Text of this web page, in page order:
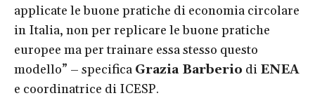
applicate le buone pratiche di economia circolare
in Italia, non per replicare le buone pratiche
europee ma per trainare essa stesso questo
modello” – specifica Grazia Barberio di ENEA
e coordinatrice di ICESP.